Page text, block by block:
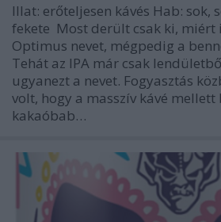
Illat: erőteljesen kávés Hab: sok,
fekete Most derült csak ki, miért
Optimus nevet, mégpedig a
Tehát az IPA már csak
ugyanezt a nevet. Fogyasztás
volt, hogy a masszív kávé mellett
kakaóbab…